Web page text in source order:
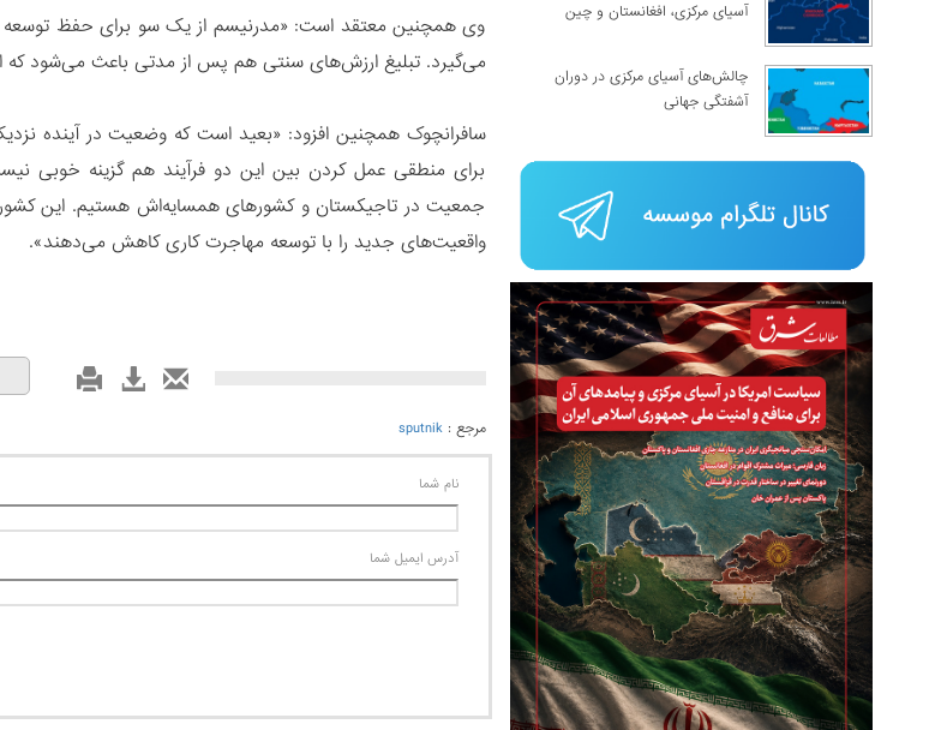
وی همچنین معتقد است: «مدرنیسم از یک سو برای حفظ توسعه
می‌گیرد. تبلیغ ارزش‌های سنتی هم پس از مدتی باعث می‌شود که
سافرانچوک همچنین افزود: «بعید است که وضعیت در آینده
برای منطقی عمل کردن بین این دو فرآیند هم گزینه خوبی
جمعیت در تاجیکستان و کشورهای همسایه‌اش هستیم. این
واقعیت‌های جدید را با توسعه مهاجرت کاری کاهش می‌دهند».
مرجع :sputnik
نام شما
آدرس ايميل شما
آسیای مرکزی، افغانستان و چین
چالش‌های آسیای مرکزی در دوران
آشفتگی جهانی